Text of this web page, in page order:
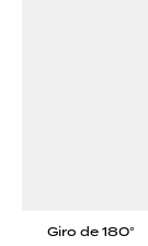
Giro de 180°